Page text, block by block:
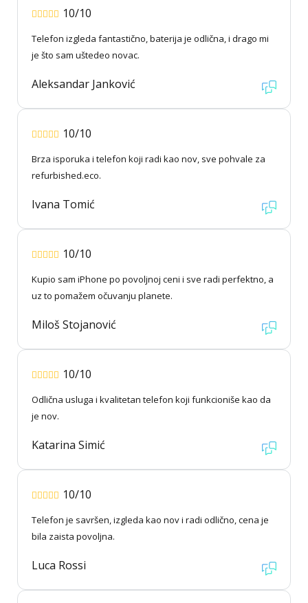
10/10
Telefon izgleda fantastično, baterija je odlična, i drago mi
je što sam uštedeo novac.
Aleksandar Janković
10/10
Brza isporuka i telefon koji radi kao nov, sve pohvale za
refurbished.eco.
Ivana Tomić
10/10
Kupio sam iPhone po povoljnoj ceni i sve radi perfektno, a
uz to pomažem očuvanju planete.
Miloš Stojanović
10/10
Odlična usluga i kvalitetan telefon koji funkcioniše kao da
je nov.
Katarina Simić
10/10
Telefon je savršen, izgleda kao nov i radi odlično, cena je
bila zaista povoljna.
Luca Rossi